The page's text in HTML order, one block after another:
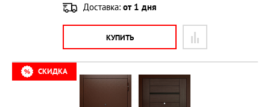
Доставка: от 1 дня
КУПИТЬ
СКИДКА